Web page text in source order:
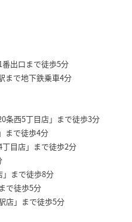
出口まで徒歩5分
まで地下鉄乗車4分
条西5丁目店」まで徒歩3分
まで徒歩4分
目店」まで徒歩2分
」まで徒歩8分
で徒歩5分
店」まで徒歩5分